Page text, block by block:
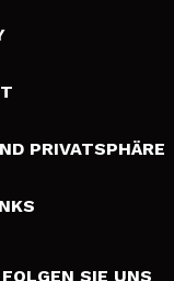
PRIVATSPHÄRE
Datenschutz
FOLGEN SIE UNS